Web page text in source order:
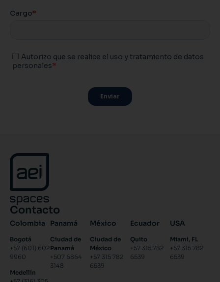
Contacto
Colombia
Bogotá
+57 (601) 602
9960
Medellín
Panamá
Ciudad de
Panamá
+507 6864
3148
México
Ciudad de
México
+57 315 782
6539
Ecuador
Quito
+57 315 782
6539
USA
Miami, FL
+57 315 782
6539